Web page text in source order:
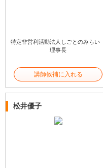
特定非営利活動法人しごとのみらい
理事長
講師候補に入れる
松井優子